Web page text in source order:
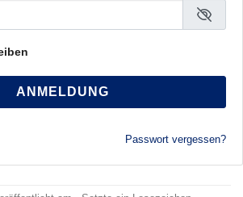
ANMELDUNG
Passwort vergessen?